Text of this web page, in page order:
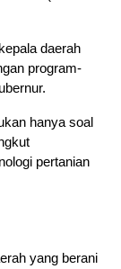
daerah
program-
hanya soal
pertanian
yang berani